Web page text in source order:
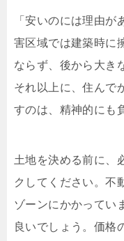
「安いのには理由が
害区域では建築時に
ならず、後から大き
それ以上に、住んで
すのは、精神的にも
土地を決める前に、
クしてください。不
ゾーンにかかってい
良いでしょう。価格